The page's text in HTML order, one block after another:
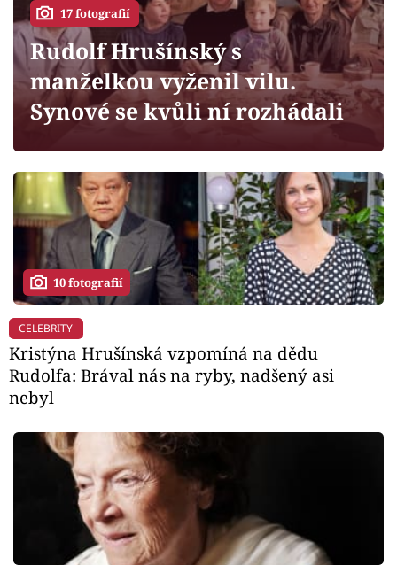
Sledujte prima+
Filmový festival Karlovy Vary
Mámy sobě
Přihlášení
Sledujte nás
17 fotografií
Rudolf Hrušínský s
manželkou vyženil vilu.
Synové se kvůli ní rozhádali
10 fotografií
CELEBRITY
Kristýna Hrušínská vzpomíná na dědu
Rudolfa: Brával nás na ryby, nadšený asi
nebyl